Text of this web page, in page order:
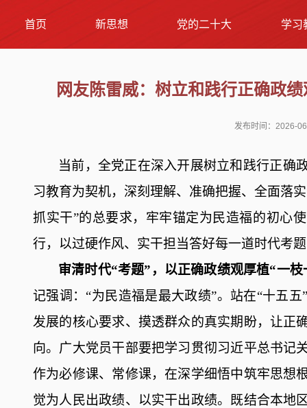
首页 新思想 党的二十大 学习
网友陈雷威：树立和践行正确政
发布时间：2026-
当前，全党正在深入开展树立和践行正确
习教育为契机，深刻理解、准确把握、全面落实
抓实干”的总要求， 牢牢锚定为民造福的初心
行， 以过硬作风、实干担当答好每一道时代考
审清时代“考题”，以正确政绩观厚植“一
记强调： “为民造福是最大政绩”。站在“十五
发展的核心要求、摸透群众的真实期盼，让正
向。广大党员干部要把学习贯彻习近平总书记
作为必修课、常修课，在深学细悟中筑牢思想
觉为人民出政绩、以实干出政绩。
既结合本地